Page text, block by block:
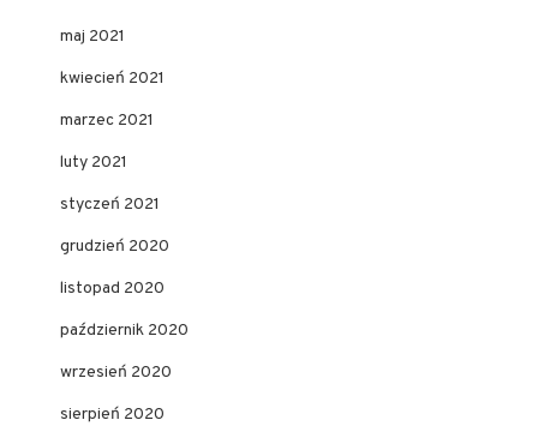
maj 2021
kwiecień 2021
marzec 2021
luty 2021
styczeń 2021
grudzień 2020
listopad 2020
październik 2020
wrzesień 2020
sierpień 2020